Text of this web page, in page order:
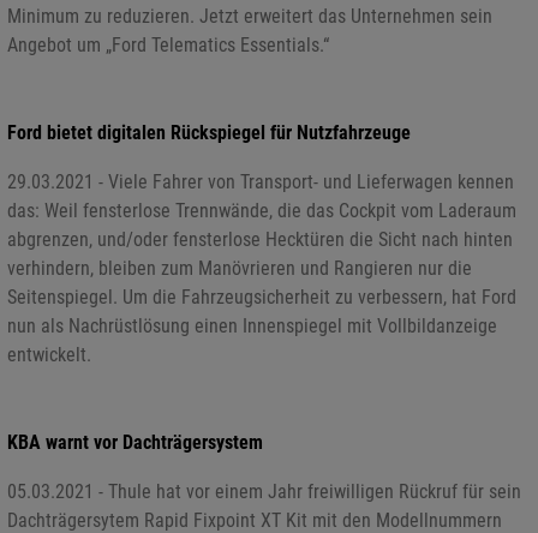
Minimum zu reduzieren. Jetzt erweitert das Unternehmen sein
Angebot um „Ford Telematics Essentials.“
Ford bietet digitalen Rückspiegel für Nutzfahrzeuge
29.03.2021 - Viele Fahrer von Transport- und Lieferwagen kennen
das: Weil fensterlose Trennwände, die das Cockpit vom Laderaum
abgrenzen, und/oder fensterlose Hecktüren die Sicht nach hinten
verhindern, bleiben zum Manövrieren und Rangieren nur die
Seitenspiegel. Um die Fahrzeugsicherheit zu verbessern, hat Ford
nun als Nachrüstlösung einen Innenspiegel mit Vollbildanzeige
entwickelt.
KBA warnt vor Dachträgersystem
05.03.2021 - Thule hat vor einem Jahr freiwilligen Rückruf für sein
Dachträgersytem Rapid Fixpoint XT Kit mit den Modellnummern